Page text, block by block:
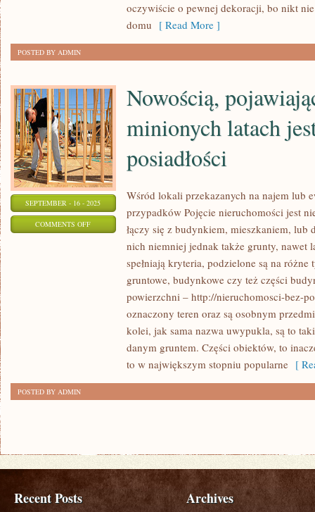
INNE
POTRZEBY
ZAINTERESOWANIA
oczywiście o pewnej dekoracji, bo nikt
domu [ Read More ]
POSTED BY ADMIN
SEPTEMBER - 16 - 2025
COMMENTS OFFON
MINIONYCH
POSIADŁOŚCI
Nowością,
minionych latach
posiadłości
Wśród lokali przekazanych na najem lub
przypadków Pojęcie nieruchomości jest
łączy się z budynkiem, mieszkaniem, lub
nich niemniej jednak także grunty, nawet
spełniają kryteria, podzielone są na różne
gruntowe, budynkowe czy też części
powierzchni – http://nieruchomosci-bez-
oznaczony teren oraz są osobnym
kolei, jak sama nazwa uwypukla, są to
danym gruntem. Części obiektów, to
to w największym stopniu popularne [
POSTED BY ADMIN
Recent Posts Archives